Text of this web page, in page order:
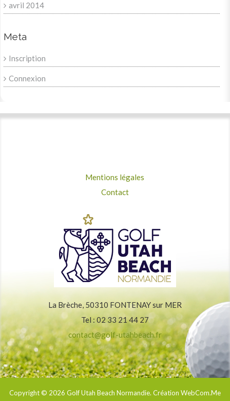
avril 2014
Meta
Inscription
Connexion
Mentions légales
Contact
La Brèche, 50310 FONTENAY sur MER
Tel : 02 33 21 44 27
contact@golf-utahbeach.fr
Copyright © 2026 Golf Utah Beach Normandie. Création WebCom.Me